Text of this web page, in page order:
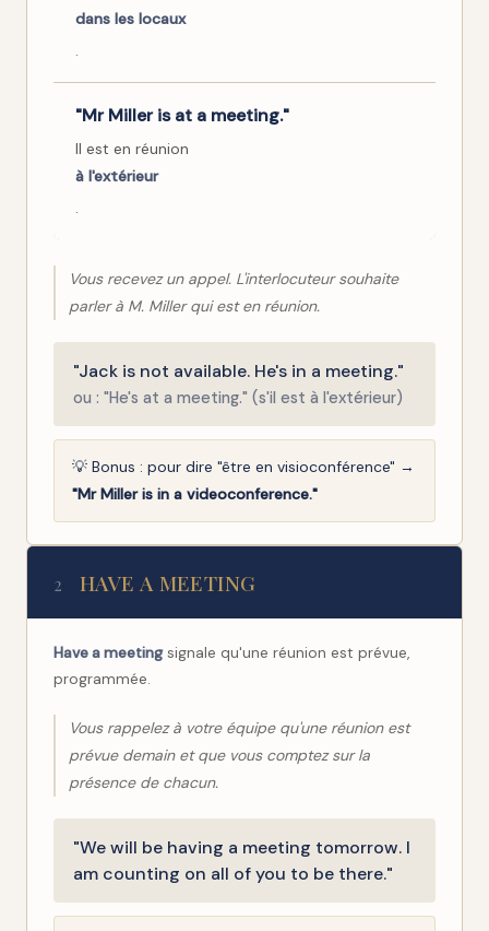
dans les locaux
.
"Mr Miller is at a meeting."
Il est en réunion
à l'extérieur
.
Vous recevez un appel. L'interlocuteur souhaite
parler à M. Miller qui est en réunion.
"Jack is not available. He's in a meeting."
ou : "He's at a meeting." (s'il est à l'extérieur)
💡 Bonus : pour dire "être en visioconférence" →
"Mr Miller is in a videoconference."
2 HAVE A MEETING
Have a meetingsignale qu'une réunion est prévue,
programmée.
Vous rappelez à votre équipe qu'une réunion est
prévue demain et que vous comptez sur la
présence de chacun.
"We will be having a meeting tomorrow. I
am counting on all of you to be there."